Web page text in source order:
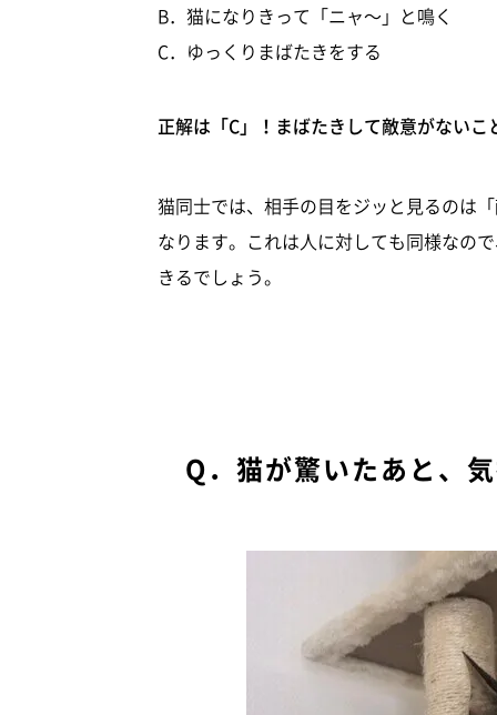
B．猫になりきって「ニャ～」と鳴く
C．ゆっくりまばたきをする
正解は「C」！まばたきして敵意がないこ
猫同士では、相手の目をジッと見るのは
なります。これは人に対しても同様なの
きるでしょう。
Q．猫が驚いたあと、